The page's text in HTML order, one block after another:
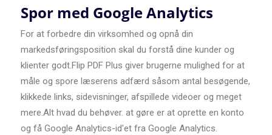
Spor med Google Analytics
For at forbedre din virksomhed og opnå din
markedsføringsposition skal du forstå dine kunder og
klienter godt.Flip PDF Plus giver brugerne mulighed for at
måle og spore læserens adfærd såsom antal besøgende,
klikkede links, sidevisninger, afspillede videoer og meget
mere.Alt hvad du behøver. at gøre er at oprette en konto
og få Google Analytics-id'et fra Google Analytics.